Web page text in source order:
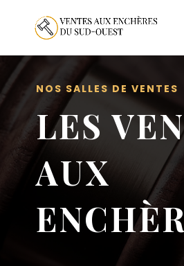
NOS SALLES DE VENTES
LES
AUX